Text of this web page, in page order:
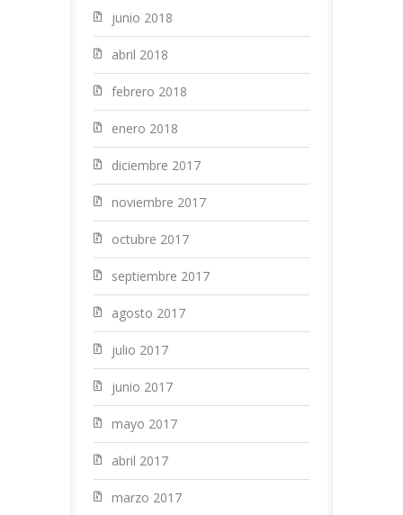
junio 2018
abril 2018
febrero 2018
enero 2018
diciembre 2017
noviembre 2017
octubre 2017
septiembre 2017
agosto 2017
julio 2017
junio 2017
mayo 2017
abril 2017
marzo 2017